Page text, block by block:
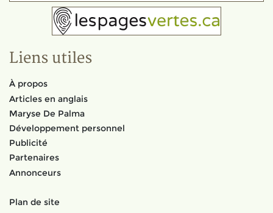
Liens utiles
À propos
Articles en anglais
Maryse De Palma
Développement personnel
Publicité
Partenaires
Annonceurs
Plan de site